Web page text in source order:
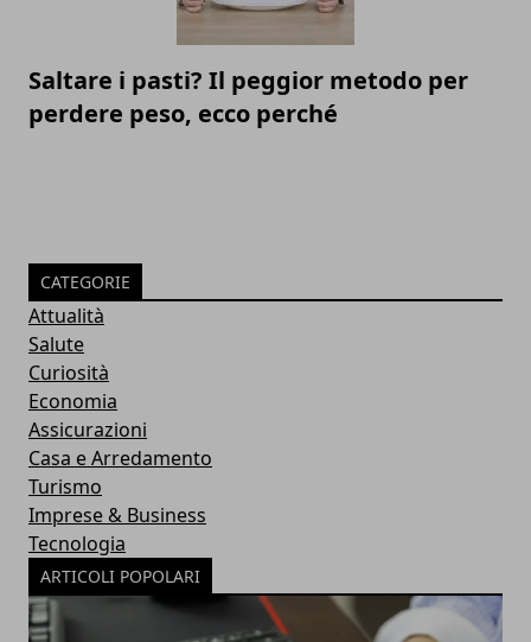
Saltare i pasti? Il peggior metodo per
perdere peso, ecco perché
CATEGORIE
Attualità
Salute
Curiosità
Economia
Assicurazioni
Casa e Arredamento
Turismo
Imprese & Business
Tecnologia
ARTICOLI POPOLARI